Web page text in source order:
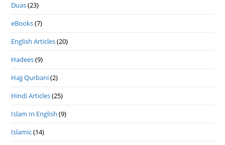
Duas(23)
eBooks(7)
English Articles(20)
Hadees(9)
Hajj Qurbani(2)
Hindi Articles(25)
Islam In English (9)
Islamic(14)